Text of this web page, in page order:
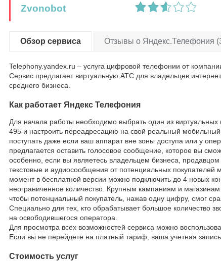
Zvonobot
Обзор сервиса Отзывы о Яндекс.Телефония
Telephony.yandex.ru – услуга цифровой телефонии от
Сервис предлагает виртуальную АТС для владельцев
среднего бизнеса.
Как работает Яндекс Телефония
Для начала работы необходимо выбрать один из
495 и настроить переадресацию на свой реальный
поступать даже если ваш аппарат вне зоны доступа или у
предлагается оставить голосовое сообщение, которое вы
особенно, если вы являетесь владельцем бизнеса,
текстовые и аудиосообщения от потенциальных
момент в бесплатной версии можно подключить до 4 новых
неограниченное количество. Крупным кампаниям и
чтобы потенциальный покупатель, нажав одну цифру, смог
Специально для тех, кто обрабатывает большое количество
на освободившегося оператора.
Для просмотра всех возможностей сервиса можно
Если вы не перейдете на платный тариф, ваша учетная запись
Стоимость услуг